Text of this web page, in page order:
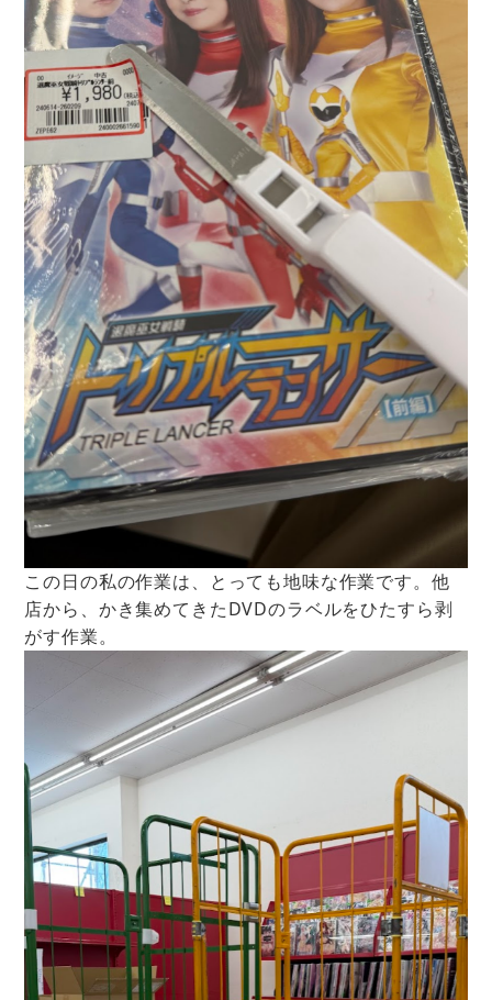
この日の私の作業は、とっても地味な作業です。他
店から、かき集めてきたDVDのラベルをひたすら剥
がす作業。